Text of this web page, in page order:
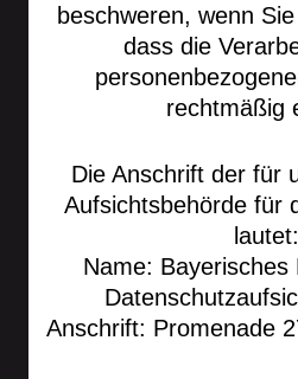
beschweren, wenn
dass die
rechtmäßig
Die Anschrift der für
Aufsichtsbehörde für
lautet:
Name:
Anschrift: Promenade